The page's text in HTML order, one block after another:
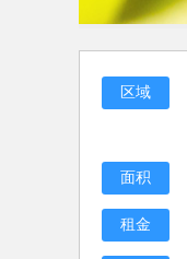
区域
面积
租金